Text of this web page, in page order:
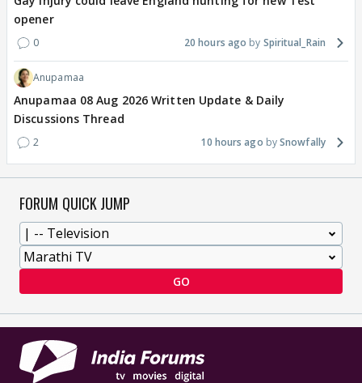
opener
0 20 hours ago Spiritual_Rain
Anupamaa
Anupamaa 08 Aug 2026 Written Update & Daily
Discussions Thread
2 10 hours ago Snowfally
FORUM QUICK JUMP
GO